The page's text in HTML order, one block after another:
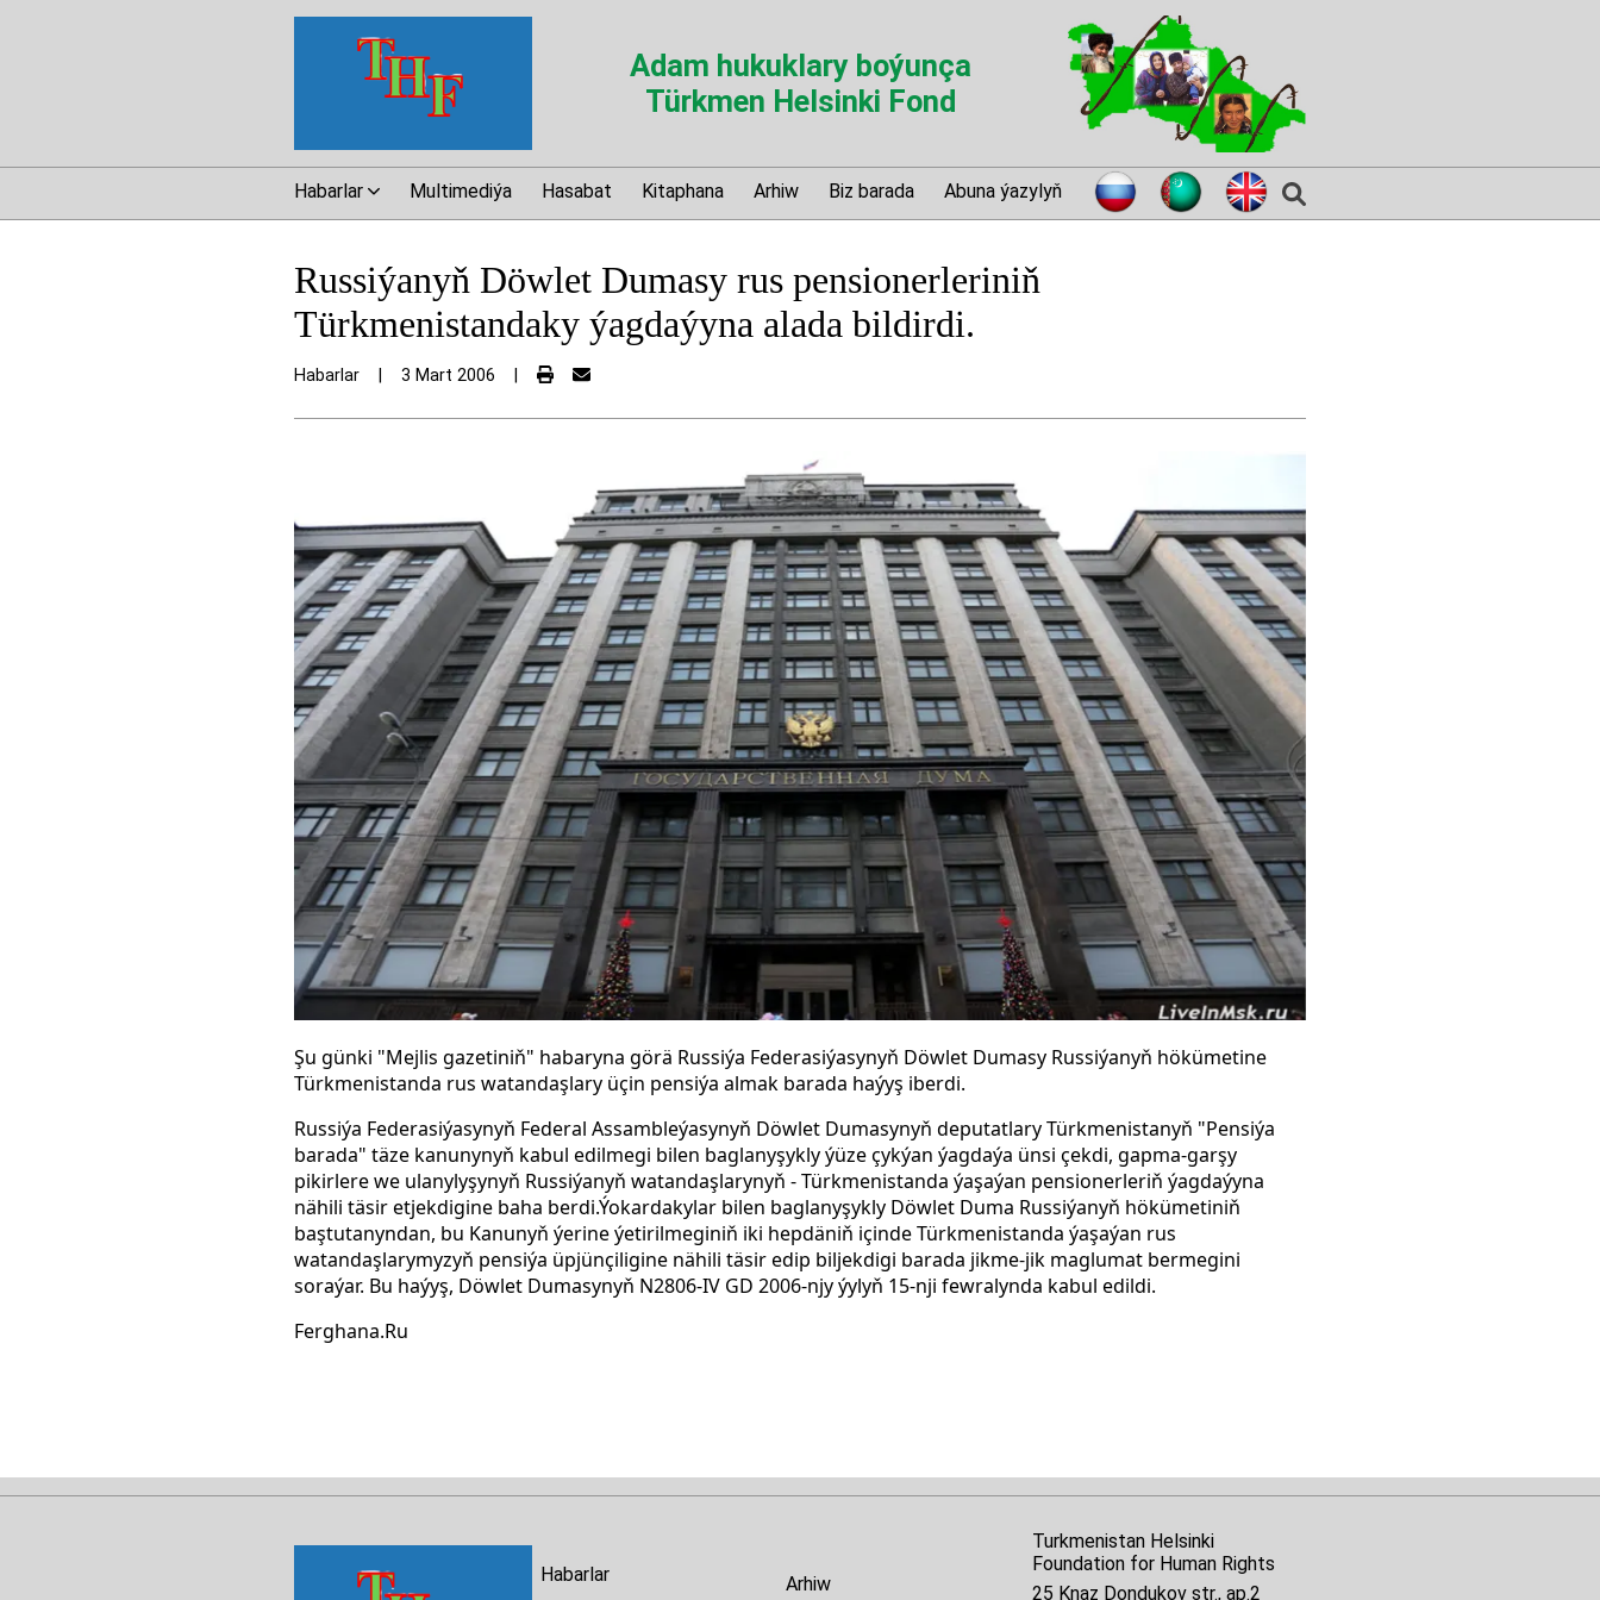
Adam hukuklary boýunça
Türkmen Helsinki Fond
Habarlar Multimediýa Hasabat Kitaphana Arhiw Biz barada Abuna ýazylyň
Russiýanyň Döwlet Dumasy rus pensionerleriniň
Türkmenistandaky ýagdaýyna alada bildirdi.
Habarlar 3 Mart 2006
Şu günki "Mejlis gazetiniň" habaryna görä Russiýa Federasiýasynyň Döwlet Dumasy Russiýanyň hökümetine
Türkmenistanda rus watandaşlary üçin pensiýa almak barada haýyş iberdi.
Russiýa Federasiýasynyň Federal Assambleýasynyň Döwlet Dumasynyň deputatlary Türkmenistanyň "Pensiýa
barada" täze kanunynyň kabul edilmegi bilen baglanyşykly ýüze çykýan ýagdaýa ünsi çekdi, gapma-garşy
pikirlere we ulanylyşynyň Russiýanyň watandaşlarynyň - Türkmenistanda ýaşaýan pensionerleriň ýagdaýyna
nähili täsir etjekdigine baha berdi.Ýokardakylar bilen baglanyşykly Döwlet Duma Russiýanyň hökümetiniň
baştutanyndan, bu Kanunyň ýerine ýetirilmeginiň iki hepdäniň içinde Türkmenistanda ýaşaýan rus
watandaşlarymyzyň pensiýa üpjünçiligine nähili täsir edip biljekdigi barada jikme-jik maglumat bermegini
soraýar. Bu haýyş, Döwlet Dumasynyň N2806-IV GD 2006-njy ýylyň 15-nji fewralynda kabul edildi.
Ferghana.Ru
Habarlar
Arhiw
Turkmenistan Helsinki
Foundation for Human Rights
25 Knaz Dondukov str., ap.2